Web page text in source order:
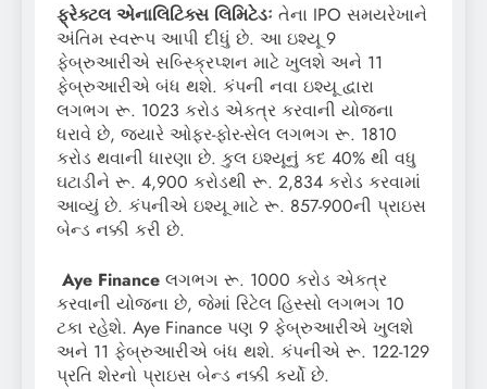
ફ્રેક્ટલ એનાલિટિક્સ લિમિટેડઃ તેના IPO સમયરેખાને
અંતિમ સ્વરૂપ આપી દીધું છે. આ ઇશ્યૂ 9
ફેબ્રુઆરીએ સબ્સ્ક્રિપ્શન માટે ખુલશે અને 11
ફેબ્રુઆરીએ બંધ થશે. કંપની નવા ઇશ્યૂ દ્વારા
લગભગ રૂ. 1023 કરોડ એકત્ર કરવાની યોજના
ધરાવે છે, જ્યારે ઓફર-ફોર-સેલ લગભગ રૂ. 1810
કરોડ થવાની ધારણા છે. કુલ ઇશ્યૂનું કદ 40% થી વધુ
ઘટાડીને રૂ. 4,900 કરોડથી રૂ. 2,834 કરોડ કરવામાં
આવ્યું છે. કંપનીએ ઇશ્યૂ માટે રૂ. 857-900ની પ્રાઇસ
બેન્ડ નક્કી કરી છે.
Aye Finance લગભગ રૂ. 1000 કરોડ એકત્ર
કરવાની યોજના છે, જેમાં રિટેલ હિસ્સો લગભગ 10
ટકા રહેશે. Aye Finance પણ 9 ફેબ્રુઆરીએ ખુલશે
અને 11 ફેબ્રુઆરીએ બંધ થશે. કંપનીએ રૂ. 122-129
પ્રતિ શેરનો પ્રાઇસ બેન્ડ નક્કી કર્યો છે.